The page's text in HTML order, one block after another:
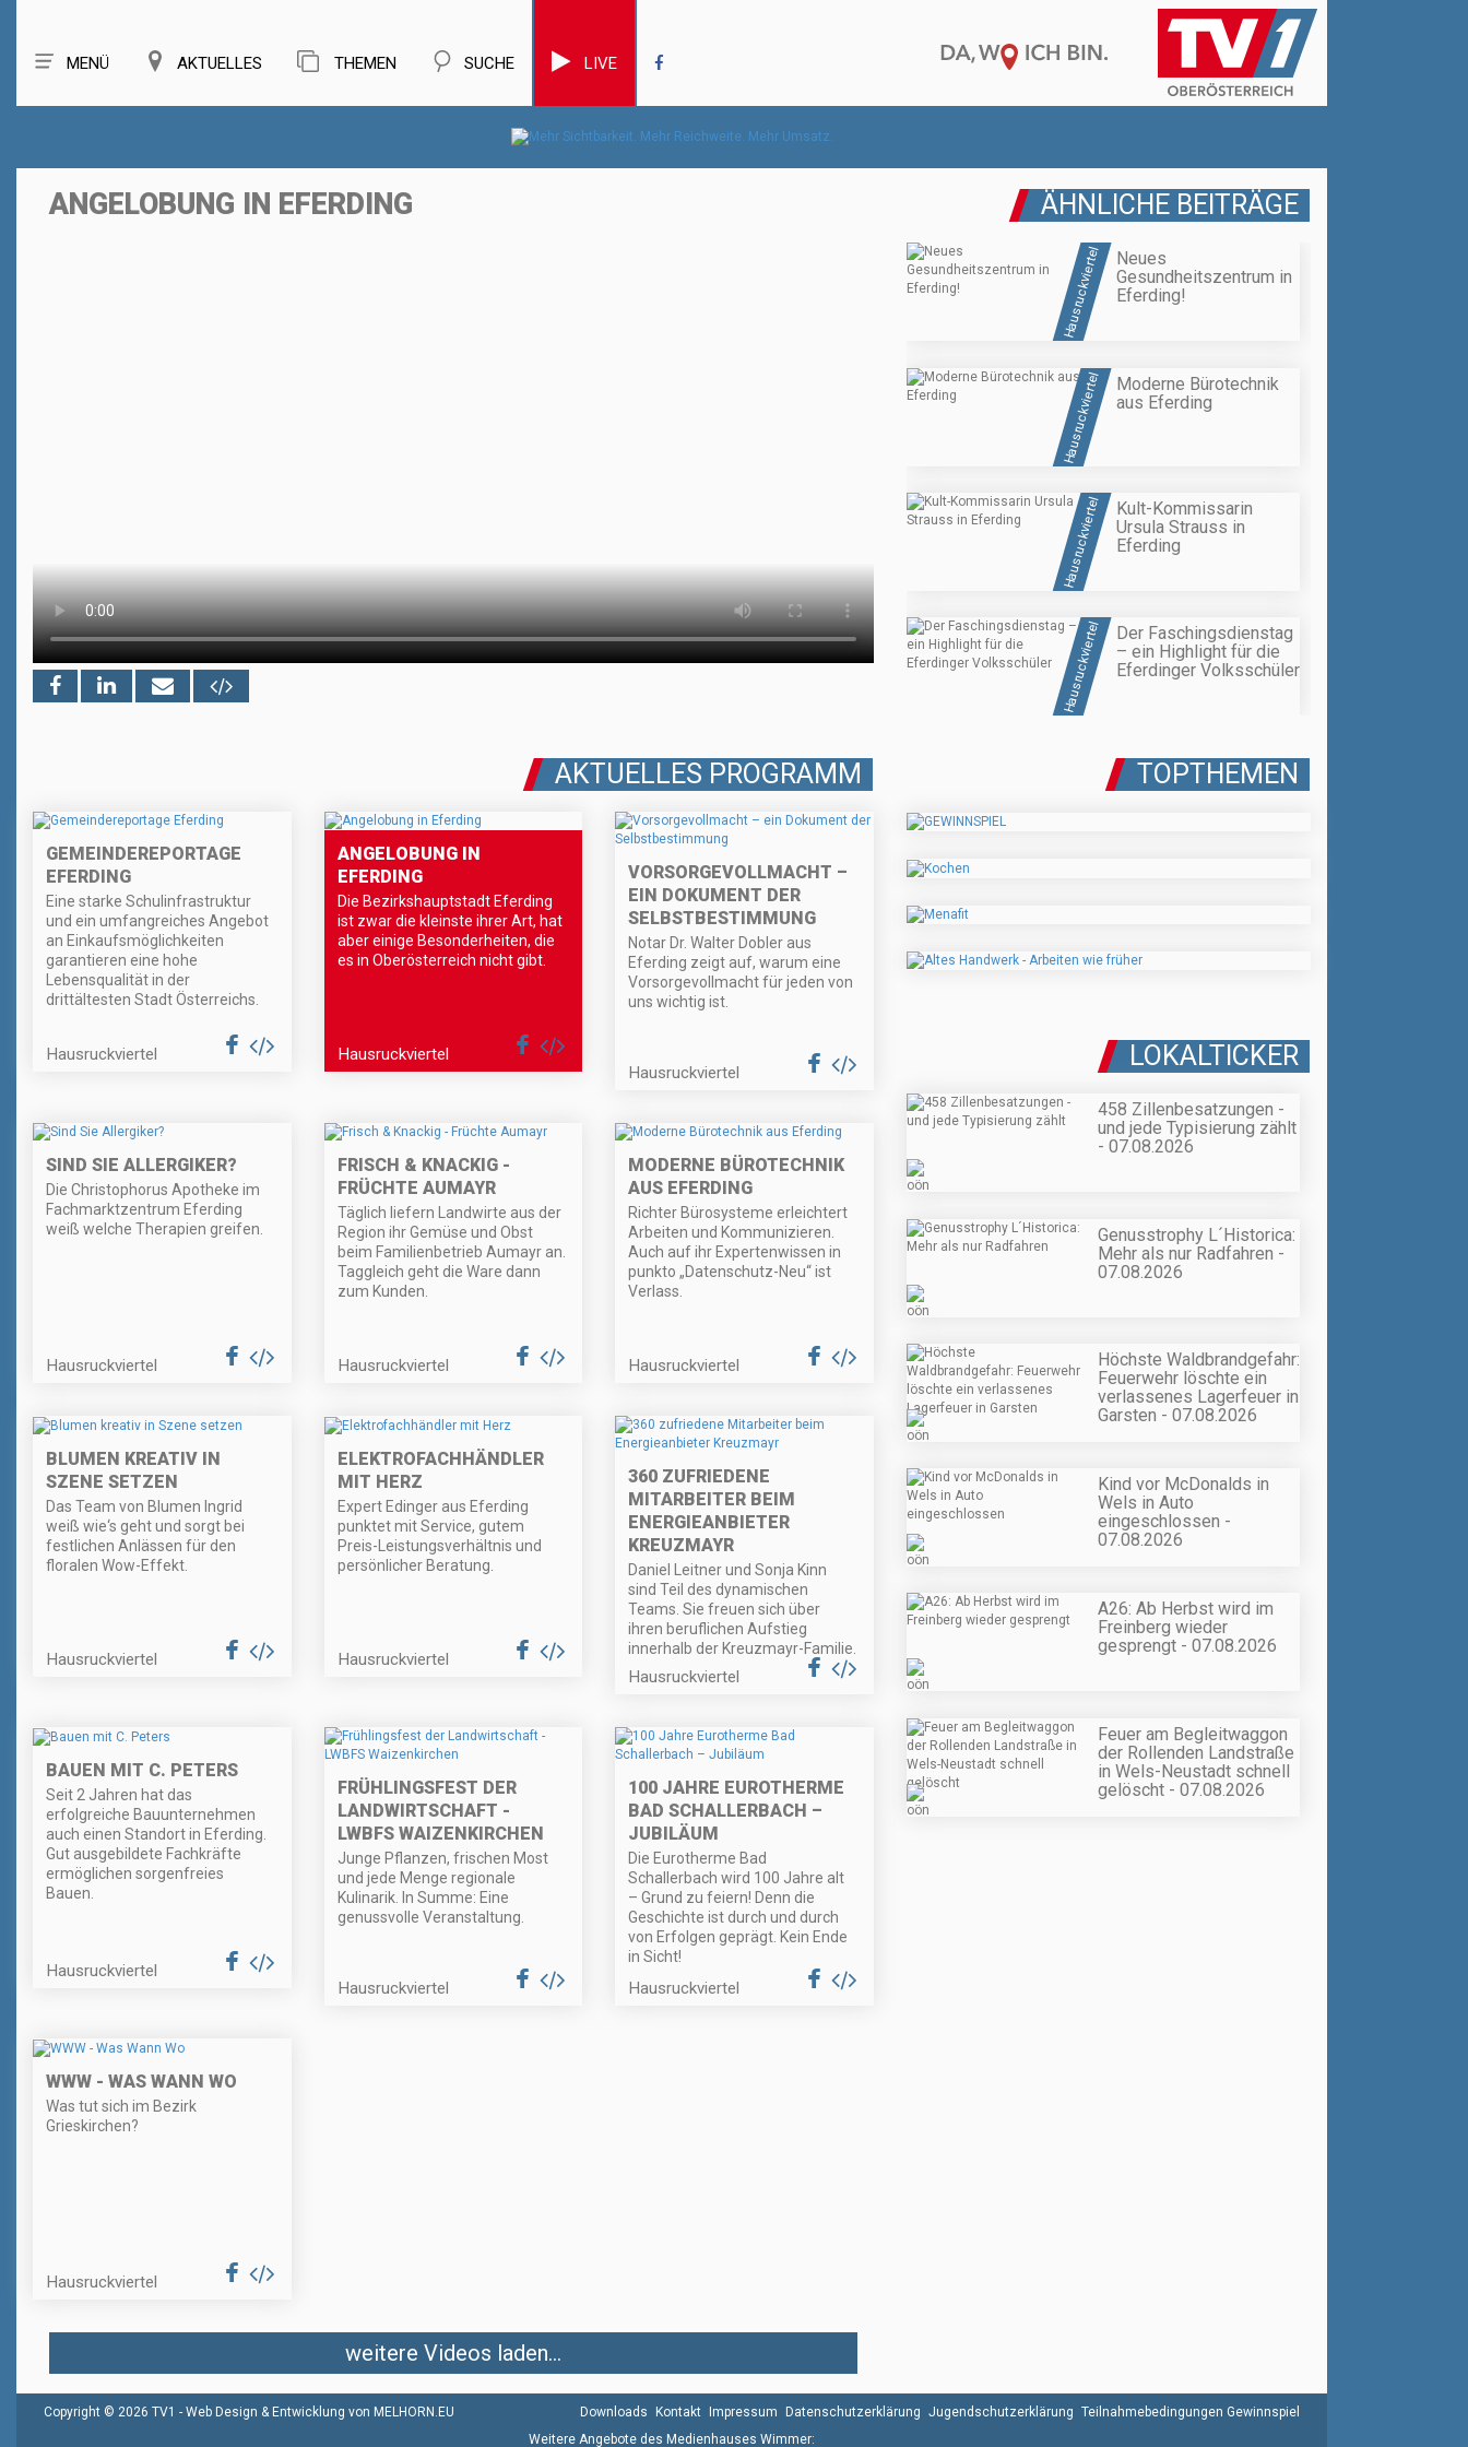
MENÜ AKTUELLES THEMEN SUCHE LIVE
ANGELOBUNG IN EFERDING ÄHNLICHE BEITRÄGE
Hausruckviertel
Neues
Gesundheitszentrum in
Eferding!
Hausruckviertel
Moderne Bürotechnik
aus Eferding
Hausruckviertel
Kult-Kommissarin
Ursula Strauss in
Eferding
Hausruckviertel
Der Faschingsdienstag
– ein Highlight für die
Eferdinger Volksschüler
AKTUELLES PROGRAMM
GEMEINDEREPORTAGE
EFERDING
Eine starke Schulinfrastruktur
und ein umfangreiches Angebot
an Einkaufsmöglichkeiten
garantieren eine hohe
Lebensqualität in der
drittältesten Stadt Österreichs.
Hausruckviertel
ANGELOBUNG IN
EFERDING
Die Bezirkshauptstadt Eferding
ist zwar die kleinste ihrer Art, hat
aber einige Besonderheiten, die
es in Oberösterreich nicht gibt.
Hausruckviertel
VORSORGEVOLLMACHT –
EIN DOKUMENT DER
SELBSTBESTIMMUNG
Notar Dr. Walter Dobler aus
Eferding zeigt auf, warum eine
Vorsorgevollmacht für jeden von
uns wichtig ist.
Hausruckviertel
SIND SIE ALLERGIKER?
Die Christophorus Apotheke im
Fachmarktzentrum Eferding
weiß welche Therapien greifen.
Hausruckviertel
FRISCH & KNACKIG -
FRÜCHTE AUMAYR
Täglich liefern Landwirte aus der
Region ihr Gemüse und Obst
beim Familienbetrieb Aumayr an.
Taggleich geht die Ware dann
zum Kunden.
Hausruckviertel
MODERNE BÜROTECHNIK
AUS EFERDING
Richter Bürosysteme erleichtert
Arbeiten und Kommunizieren.
Auch auf ihr Expertenwissen in
punkto „Datenschutz-Neu“ ist
Verlass.
Hausruckviertel
BLUMEN KREATIV IN
SZENE SETZEN
Das Team von Blumen Ingrid
weiß wie‘s geht und sorgt bei
festlichen Anlässen für den
floralen Wow-Effekt.
Hausruckviertel
ELEKTROFACHHÄNDLER
MIT HERZ
Expert Edinger aus Eferding
punktet mit Service, gutem
Preis-Leistungsverhältnis und
persönlicher Beratung.
Hausruckviertel
360 ZUFRIEDENE
MITARBEITER BEIM
ENERGIEANBIETER
KREUZMAYR
Daniel Leitner und Sonja Kinn
sind Teil des dynamischen
Teams. Sie freuen sich über
ihren beruflichen Aufstieg
innerhalb der Kreuzmayr-Familie.
Hausruckviertel
BAUEN MIT C. PETERS
Seit 2 Jahren hat das
erfolgreiche Bauunternehmen
auch einen Standort in Eferding.
Gut ausgebildete Fachkräfte
ermöglichen sorgenfreies
Bauen.
Hausruckviertel
FRÜHLINGSFEST DER
LANDWIRTSCHAFT -
LWBFS WAIZENKIRCHEN
Junge Pflanzen, frischen Most
und jede Menge regionale
Kulinarik. In Summe: Eine
genussvolle Veranstaltung.
Hausruckviertel
100 JAHRE EUROTHERME
BAD SCHALLERBACH –
JUBILÄUM
Die Eurotherme Bad
Schallerbach wird 100 Jahre alt
– Grund zu feiern! Denn die
Geschichte ist durch und durch
von Erfolgen geprägt. Kein Ende
in Sicht!
Hausruckviertel
WWW - WAS WANN WO
Was tut sich im Bezirk
Grieskirchen?
Hausruckviertel
weitere Videos laden...
TOPTHEMEN
LOKALTICKER
458 Zillenbesatzungen -
und jede Typisierung zählt
- 07.08.2026
Genusstrophy L´Historica:
Mehr als nur Radfahren -
07.08.2026
Höchste Waldbrandgefahr:
Feuerwehr löschte ein
verlassenes Lagerfeuer in
Garsten - 07.08.2026
Kind vor McDonalds in
Wels in Auto
eingeschlossen -
07.08.2026
A26: Ab Herbst wird im
Freinberg wieder
gesprengt - 07.08.2026
Feuer am Begleitwaggon
der Rollenden Landstraße
in Wels-Neustadt schnell
gelöscht - 07.08.2026
Copyright © 2026 TV1 - Web Design & Entwicklung von MELHORN.EU Downloads Kontakt Impressum Datenschutzerklärung Jugendschutzerklärung Teilnahmebedingungen Gewinnspiel
Weitere Angebote des Medienhauses Wimmer: